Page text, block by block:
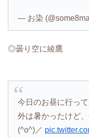
— お染
◎曇り空に綾鷹
今日のお昼に行っ
外は暑かったけど
(^o^)／